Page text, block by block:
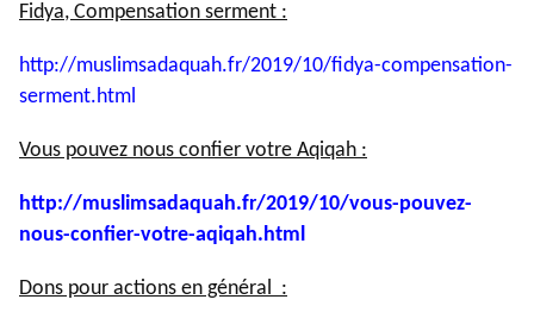
Fidya, Compensation serment :
http://muslimsadaquah.fr/2019/10/fidya-compensation-
serment.html
Vous pouvez nous confier votre Aqiqah :
http://muslimsadaquah.fr/2019/10/vous-pouvez-
nous-confier-votre-aqiqah.html
Dons pour actions en général :